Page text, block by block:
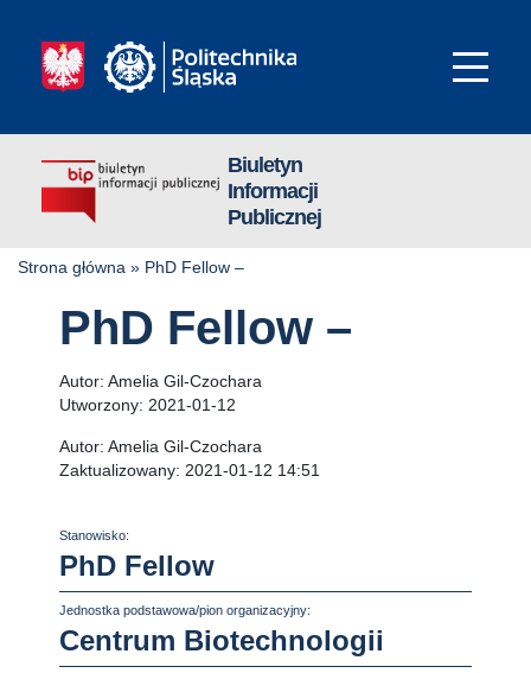
Biuletyn
Informacji
Publicznej
Strona główna » PhD Fellow –
PhD Fellow –
Autor: Amelia Gil-Czochara
Utworzony: 2021-01-12
Autor: Amelia Gil-Czochara
Zaktualizowany: 2021-01-12 14:51
Stanowisko:
PhD Fellow
Jednostka podstawowa/pion organizacyjny:
Centrum Biotechnologii